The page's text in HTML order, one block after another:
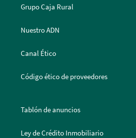
Grupo Caja Rural
Nuestro ADN
Canal Ético
Código ético de proveedores
Tablón de anuncios
Ley de Crédito Inmobiliario